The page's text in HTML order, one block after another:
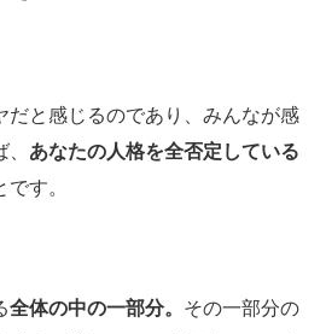
だと感じるのであり、みんなが感
あなたの人格を全否定している
す。
全体の中の一部分。 その一部分の